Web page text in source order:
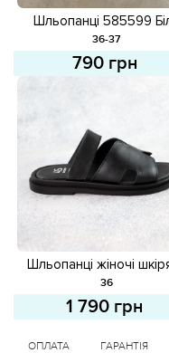
Шльопанці 585599
36-37
790 грн
Шльопанці жіночі
588417 Чорні
36
1 790 грн
ОПЛАТА ГАРАНТІЯ